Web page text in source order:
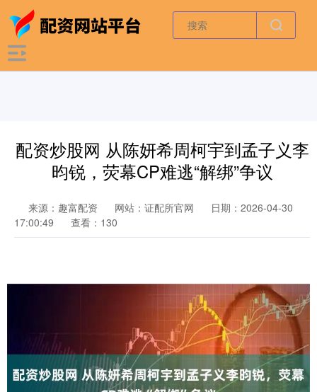
配资炒股网 从陈妍希周柯宇到孟子义李
昀锐，荧幕CP难逃“解绑”争议
来源：趣富配资 网站：证配所官网
日期：2026-04-30
17:00:49
查看：130